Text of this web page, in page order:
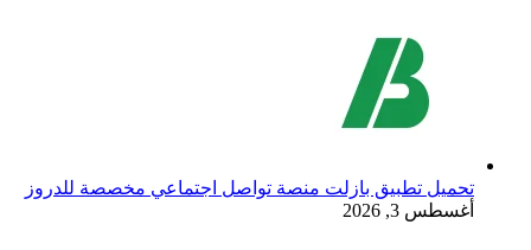
تحميل تطبيق بازلت منصة تواصل اجتماعي مخصصة للدروز
أغسطس 3, 2026